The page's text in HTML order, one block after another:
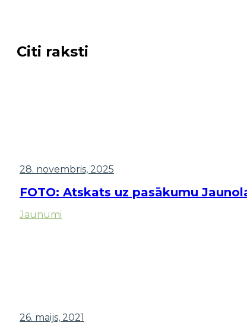
Citi raksti
28. novembris, 2025
FOTO: Atskats uz pasākumu
Jaunumi
26. maijs, 2021